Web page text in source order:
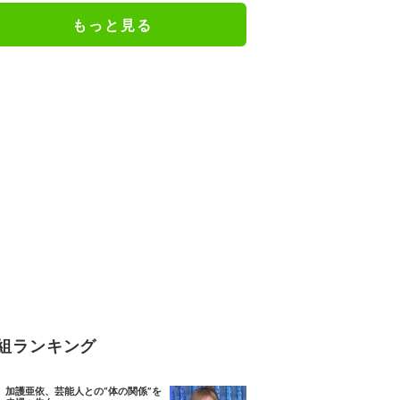
もっと見る
ランキング
加護亜依、芸能人との“体の関係”を